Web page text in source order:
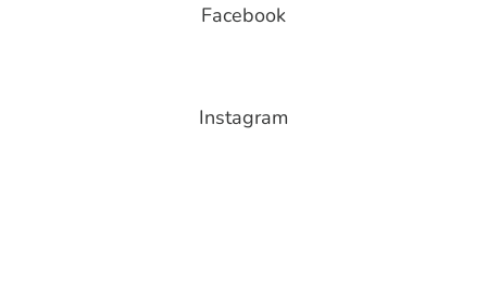
Facebook
Instagram